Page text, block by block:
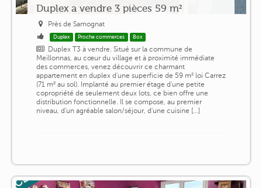
Duplex a vendre 3 pièces 59 m²
Près de Samognat
Duplex Proche commerces Box
Duplex T3 à vendre. Situé sur la commune de
Meillonnas, au cœur du village et à proximité immédiate
des commerces, venez découvrir ce charmant
appartement en duplex d'une superficie de 59 m² loi Carrez
(71 m² au sol). Implanté au premier étage d'une petite
copropriété de seulement deux lots, ce bien offre une
distribution fonctionnelle. Il se compose, au premier
niveau, d'un agréable salon/séjour, d'une cuisine [...]